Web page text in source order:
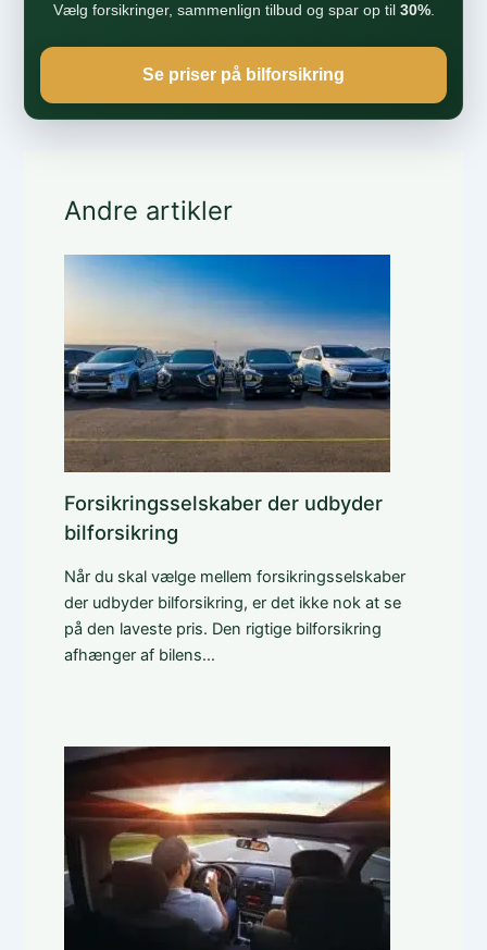
Vælg forsikringer, sammenlign tilbud og spar op til 30%.
Se priser på bilforsikring
Andre artikler
Forsikringsselskaber der udbyder
bilforsikring
Når du skal vælge mellem forsikringsselskaber
der udbyder bilforsikring, er det ikke nok at se
på den laveste pris. Den rigtige bilforsikring
afhænger af bilens…